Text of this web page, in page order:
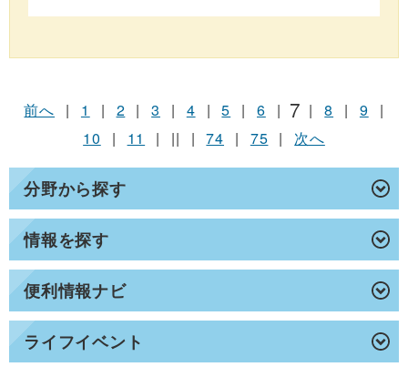
分野から探す
情報を探す
便利情報ナビ
ライフイベント
前へ | 1 | 2 | 3 | 4 | 5 | 6 | 7 | 8 | 9
|
10
| 11 | || | 74 | 75 | 次へ